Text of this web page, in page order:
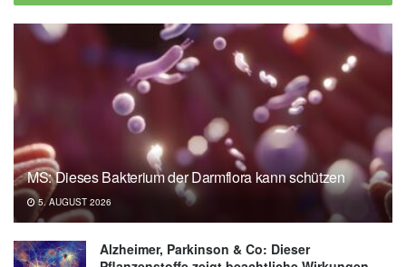
MS: Dieses Bakterium der Darmflora kann schützen
5. AUGUST 2026
Alzheimer, Parkinson & Co: Dieser